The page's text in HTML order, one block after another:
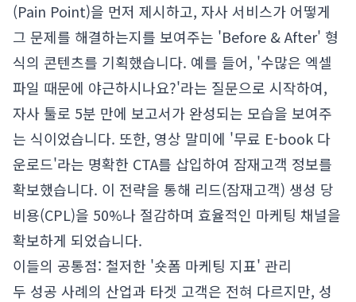
(Pain Point)을 먼저 제시하고, 자사 서비스가 어떻게
그 문제를 해결하는지를 보여주는 'Before & After' 형
식의 콘텐츠를 기획했습니다. 예를 들어, '수많은 엑셀
파일 때문에 야근하시나요?'라는 질문으로 시작하여,
자사 툴로 5분 만에 보고서가 완성되는 모습을 보여주
는 식이었습니다. 또한, 영상 말미에 '무료 E-book 다
운로드'라는 명확한 CTA를 삽입하여 잠재고객 정보를
확보했습니다. 이 전략을 통해 리드(잠재고객) 생성 당
비용(CPL)을 50%나 절감하며 효율적인 마케팅 채널을
확보하게 되었습니다.
이들의 공통점: 철저한 '숏폼 마케팅 지표' 관리
두 성공 사례의 산업과 타겟 고객은 전혀 다르지만, 성